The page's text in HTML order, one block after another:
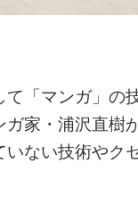
「マンガ」の
家・浦沢直樹
ない技術やク